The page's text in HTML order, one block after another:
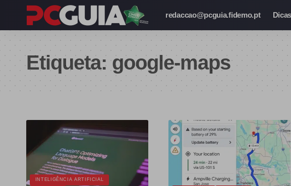
redaccao@pcguia.fidemo.pt Dicas
Etiqueta: google-maps
INTELIGÊNCIA ARTIFICIAL